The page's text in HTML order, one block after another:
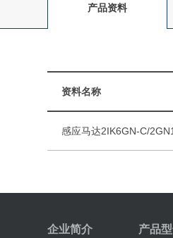
产品资料
资料名称
感应马达2IK6GN-C/
企业简介 产品